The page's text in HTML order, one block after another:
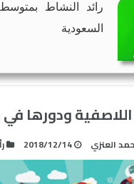
رائد النشاط
السعودية
ودورها
العنزي 2018/12/14